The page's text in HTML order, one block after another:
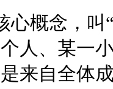
概念，叫
人、某一
来自全体